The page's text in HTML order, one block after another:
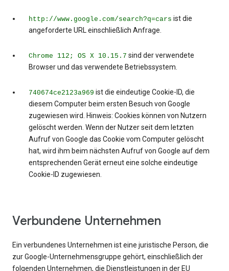
http://www.google.com/search?q=cars ist die
angeforderte URL einschließlich Anfrage.
Chrome 112; OS X 10.15.7 sind der verwendete
Browser und das verwendete Betriebssystem.
740674ce2123a969 ist die eindeutige Cookie-ID, die
diesem Computer beim ersten Besuch von Google
zugewiesen wird. Hinweis: Cookies können von Nutzern
gelöscht werden. Wenn der Nutzer seit dem letzten
Aufruf von Google das Cookie vom Computer gelöscht
hat, wird ihm beim nächsten Aufruf von Google auf dem
entsprechenden Gerät erneut eine solche eindeutige
Cookie-ID zugewiesen.
Verbundene Unternehmen
Ein verbundenes Unternehmen ist eine juristische Person, die
zur Google-Unternehmensgruppe gehört, einschließlich der
folgenden Unternehmen, die Dienstleistungen in der EU